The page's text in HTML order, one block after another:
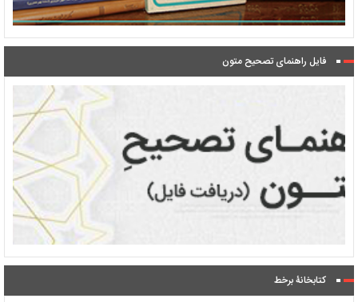
فایل راهنمای تصحیح متون
کتابخانۀ برخط